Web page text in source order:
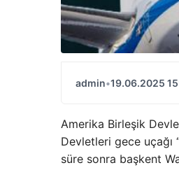
admin•19.06.2025
Amerika Birleşik
Devletleri gece uçağı
süre sonra başkent